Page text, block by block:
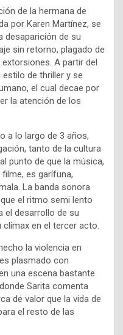
de la hermana de
por Karen Martínez, se
desaparición de su
sin retorno, plagado de
A partir del
de thriller y se
el cual decae por
la atención de los
a lo largo de 3 años,
tanto de la cultura
punto de que la música,
es garífuna,
La banda sonora
el ritmo semi lento
el desarrollo de su
en el tercer acto.
la violencia en
plasmado con
una escena bastante
Sarita comenta
de valor que la vida de
el resto de las